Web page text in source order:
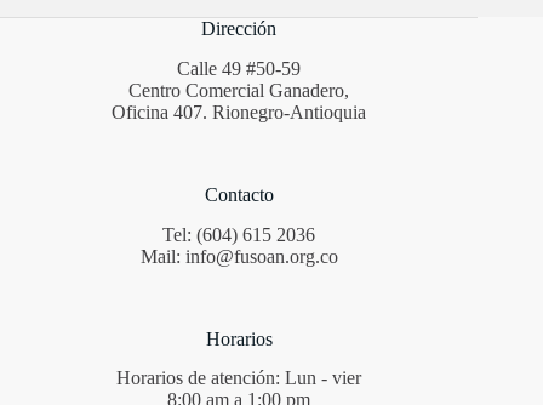
Dirección
Calle 49 #50-59
Centro Comercial Ganadero,
Oficina 407. Rionegro-Antioquia
Contacto
Tel: (604) 615 2036
Mail: info@fusoan.org.co
Horarios
Horarios de atención: Lun - vier
8:00 am a 1:00 pm